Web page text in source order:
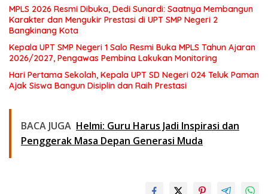
MPLS 2026 Resmi Dibuka, Dedi Sunardi: Saatnya Membangun
Karakter dan Mengukir Prestasi di UPT SMP Negeri 2
Bangkinang Kota
Kepala UPT SMP Negeri 1 Salo Resmi Buka MPLS Tahun Ajaran
2026/2027, Pengawas Pembina Lakukan Monitoring
Hari Pertama Sekolah, Kepala UPT SD Negeri 024 Teluk Paman
Ajak Siswa Bangun Disiplin dan Raih Prestasi
BACA JUGA Helmi: Guru Harus Jadi Inspirasi dan
Penggerak Masa Depan Generasi Muda